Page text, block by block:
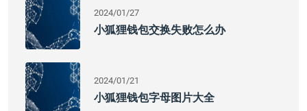
2024/01/27
小狐狸钱包交换失败怎么办
2024/01/21
小狐狸钱包字母图片大全